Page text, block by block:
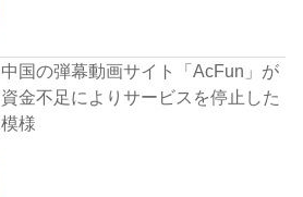
中国の弾幕動画サイト「AcFun」が
資金不足によりサービスを停止した
模様